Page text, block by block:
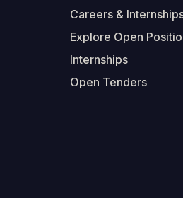
Careers &
Explore Open
Internships
Open Tenders